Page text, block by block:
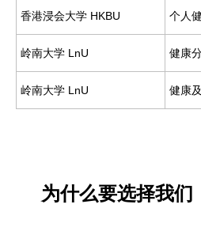
香港浸会大学 HKBU 个人
岭南大学 LnU 健康
岭南大学 LnU 健康
为什么要选择我们